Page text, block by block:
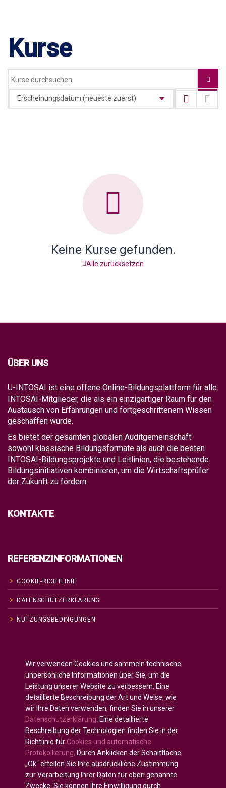
Kurse
Erscheinungsdatum (neueste zuerst)
Keine Kurse gefunden.
Alle zurücksetzen
ÜBER UNS
U-INTOSAI ist eine offene Online-Bildungsplattform für alle
INTOSAI-Mitglieder, die als ein einzigartiger Raum für den
Austausch von Erfahrungen und fortgeschrittenem Wissen
geschaffen wurde.
Es bietet der gesamten globalen Auditgemeinschaft
sowohl klassische Bildungsformate als auch die besten
INTOSAI-Bildungsprojekte und Leitlinien, die bestehende
Bildungsinitiativen kombinieren, um die Wirtschaftsprüfer
der Zukunft zu fördern.
KONTAKTE
REFERENZINFORMATIONEN
COOKIE-RICHTLINIE
DATENSCHUTZERKLÄRUNG
NUTZUNGSBEDINGUNGEN
Русский( Russisch)
Español(Spanisch)
Français( Französisch)
العربية(Arabisch )
Português(Portugiesisch, Portugal)
Wir verwenden Cookies und sammeln technische
unpersönliche Informationen über Sie, um die
Leistung unserer Website zu verbessern. Eine
detaillierte Beschreibung der Art und Weise, wie
wir Ihre Daten verwenden, finden Sie in unserer
Datenschutzerklärung . Eine detaillierte
Beschreibung der Technologien finden Sie in der
Richtlinie für Cookies und automatische
Protokollierung . Durch Anklicken der Schaltfläche
„Ok“ erteilen Sie Ihre ausdrückliche Zustimmung
zur Verarbeitung Ihrer Daten für oben genannte
Zwecke. Sie können Ihre Einwilligung durch